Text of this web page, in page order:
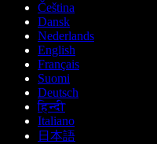
Čeština
Dansk
Nederlands
English
Français
Suomi
Deutsch
हिन्दी
Italiano
日本語